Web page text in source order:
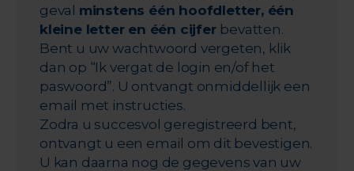
geval minstens één hoofdletter, één
kleine letter en één cijfer bevatten.
Bent u uw wachtwoord vergeten, klik
dan op “Ik vergat de login en/of het
paswoord”. U ontvangt onmiddellijk een
email met instructies.
Zodra u succesvol geregistreerd bent,
ontvangt u een email om dit bevestigen.
U kan daarna nog de gegevens van uw